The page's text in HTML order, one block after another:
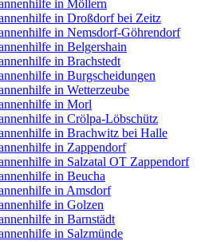
in Möllern
in Droßdorf bei Zeitz
in Nemsdorf-Göhrendorf
in Belgershain
in Brachstedt
in Burgscheidungen
in Wetterzeube
in Morl
in Crölpa-Löbschütz
in Brachwitz bei Halle
in Zappendorf
in Salzatal OT Zappendorf
in Beucha
in Amsdorf
in Golzen
in Barnstädt
in Salzmünde